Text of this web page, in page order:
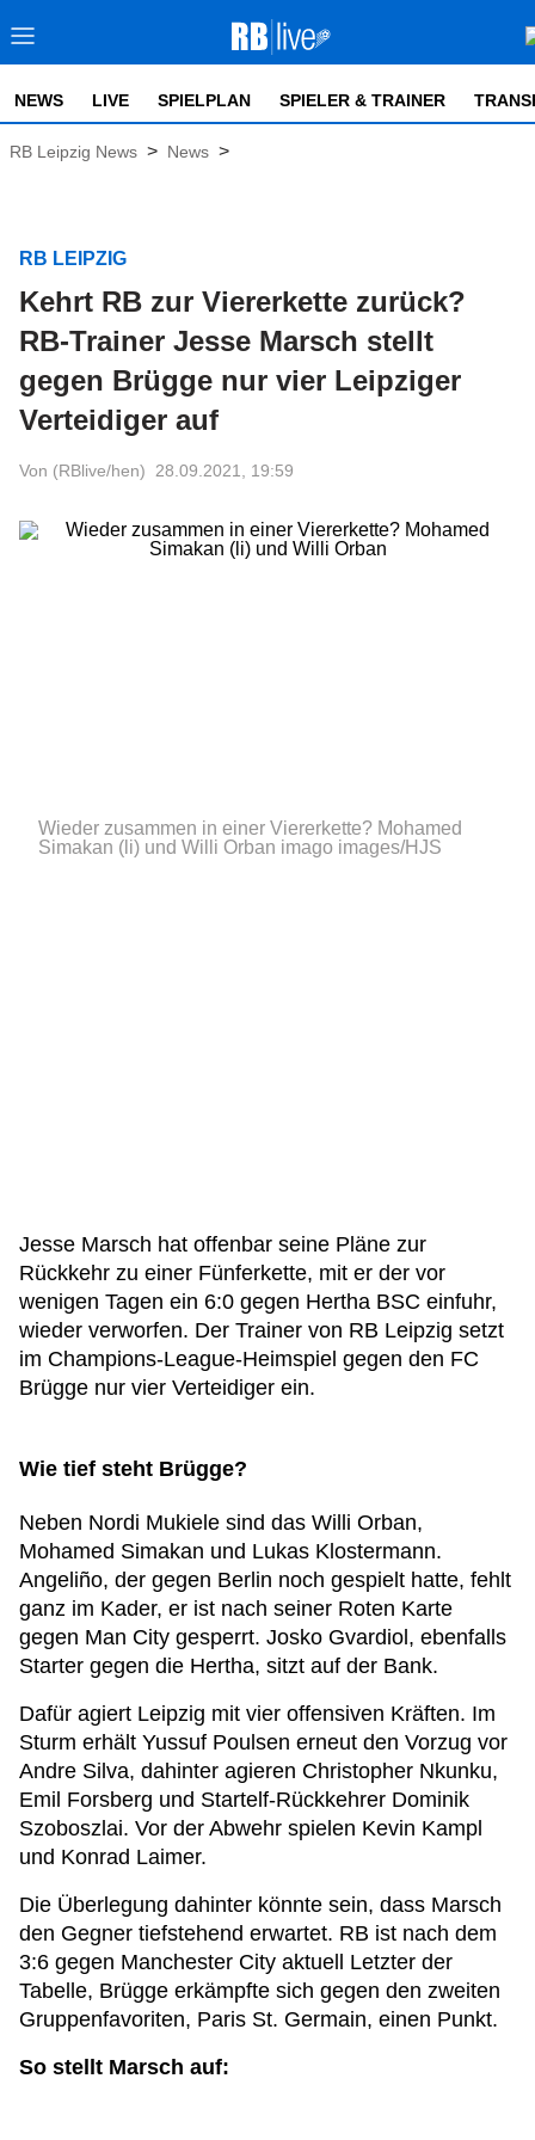
NEWS LIVE SPIELPLAN SPIELER & TRAINER
RB Leipzig News > News >
RB LEIPZIG
Kehrt RB zur Viererkette zurück?
RB-Trainer Jesse Marsch stellt
gegen Brügge nur vier Leipziger
Verteidiger auf
Von (RBlive/hen) 28.09.2021, 19:59
Wieder zusammen in einer Viererkette? Mohamed
Simakan (li) und Willi Orban imago images/HJS
Jesse Marsch hat offenbar seine Pläne zur
Rückkehr zu einer Fünferkette, mit er der vor
wenigen Tagen ein 6:0 gegen Hertha BSC einfuhr,
wieder verworfen. Der Trainer von RB Leipzig setzt
im Champions-League-Heimspiel gegen den FC
Brügge nur vier Verteidiger ein.
Wie tief steht Brügge?
Neben Nordi Mukiele sind das Willi Orban,
Mohamed Simakan und Lukas Klostermann.
Angeliño, der gegen Berlin noch gespielt hatte, fehlt
ganz im Kader, er ist nach seiner Roten Karte
gegen Man City gesperrt. Josko Gvardiol, ebenfalls
Starter gegen die Hertha, sitzt auf der Bank.
Dafür agiert Leipzig mit vier offensiven Kräften. Im
Sturm erhält Yussuf Poulsen erneut den Vorzug vor
Andre Silva, dahinter agieren Christopher Nkunku,
Emil Forsberg und Startelf-Rückkehrer Dominik
Szoboszlai. Vor der Abwehr spielen Kevin Kampl
und Konrad Laimer.
Die Überlegung dahinter könnte sein, dass Marsch
den Gegner tiefstehend erwartet. RB ist nach dem
3:6 gegen Manchester City aktuell Letzter der
Tabelle, Brügge erkämpfte sich gegen den zweiten
Gruppenfavoriten, Paris St. Germain, einen Punkt.
So stellt Marsch auf: